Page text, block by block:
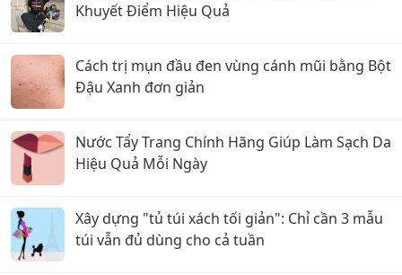
Khuyết Điểm Hiệu Quả
Cách trị mụn đầu đen vùng cánh mũi bằng Bột
Đậu Xanh đơn giản
Nước Tẩy Trang Chính Hãng Giúp Làm Sạch Da
Hiệu Quả Mỗi Ngày
Xây dựng "tủ túi xách tối giản": Chỉ cần 3 mẫu
túi vẫn đủ dùng cho cả tuần